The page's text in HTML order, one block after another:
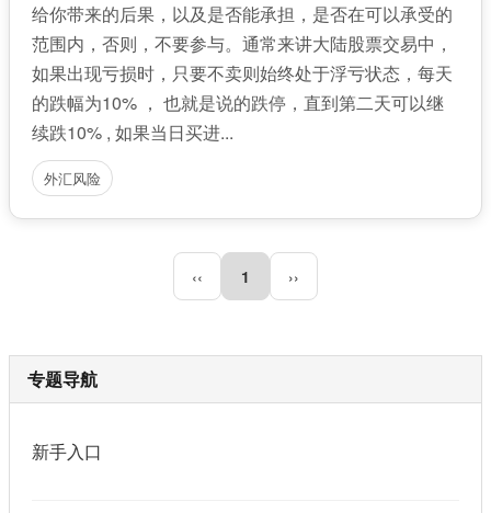
给你带来的后果，以及是否能承担，是否在可以承受的
范围内，否则，不要参与。通常来讲大陆股票交易中，
如果出现亏损时，只要不卖则始终处于浮亏状态，每天
的跌幅为10% ， 也就是说的跌停，直到第二天可以继
续跌10% , 如果当日买进...
外汇风险
‹‹ 1 ››
专题导航
新手入口